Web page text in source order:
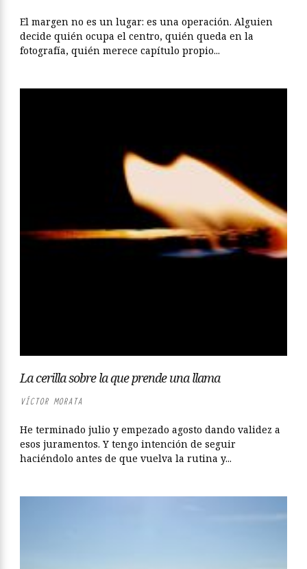
El margen no es un lugar: es una operación. Alguien
decide quién ocupa el centro, quién queda en la
fotografía, quién merece capítulo propio...
La cerilla sobre la que prende una llama
VÍCTOR MORATA
He terminado julio y empezado agosto dando validez a
esos juramentos. Y tengo intención de seguir
haciéndolo antes de que vuelva la rutina y...